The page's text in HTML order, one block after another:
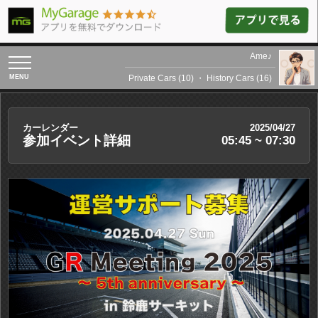
toggle
navigation
Ame♪
Private Cars (10) ・ History Cars (16)
カーレンダー 2025/04/27
参加イベント詳細 05:45 ~ 07:30